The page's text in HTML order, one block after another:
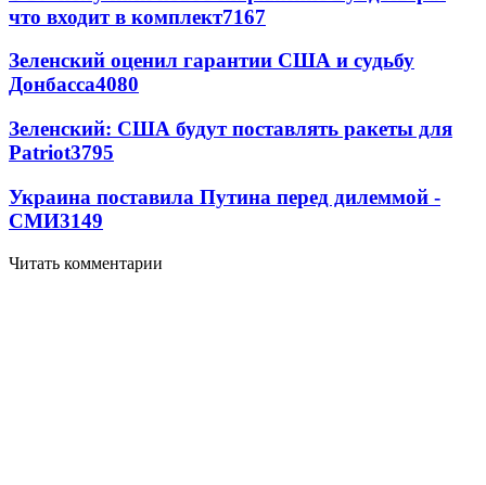
что входит в комплект7167
Зеленский оценил гарантии США и судьбу
Донбасса4080
Зеленский: США будут поставлять ракеты для
Patriot3795
Украина поставила Путина перед дилеммой -
СМИ3149
Читать комментарии